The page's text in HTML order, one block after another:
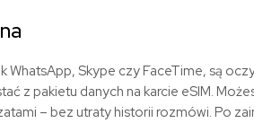
WhatsApp, Skype czy FaceTime, są
z pakietu danych na karcie eSIM.
– bez utraty historii rozmówi. Po